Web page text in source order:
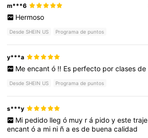
m***6
Hermoso
Desde SHEIN US Programa de puntos
y***a
Me encant ó !! Es perfecto por clases de
Desde SHEIN US Programa de puntos
s***y
Mi pedido lleg ó muy r á pido y este traje
encantóa mi ni ñaesde buenacalidad